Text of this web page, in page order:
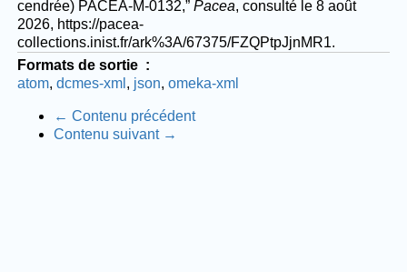
cendrée) PACEA-M-0132,” Pacea, consulté le 8 août
2026, https://pacea-
collections.inist.fr/ark%3A/67375/FZQPtpJjnMR1.
Formats de sortie
atom dcmes-xml json omeka-xml
← Contenu précédent
Contenu suivant →